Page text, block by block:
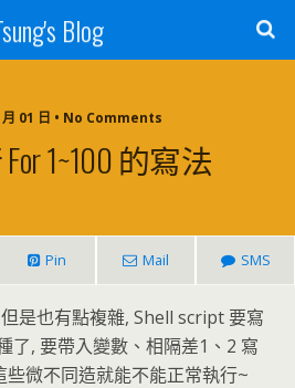
Blog
月 01 日 • No Comments
1~100 的寫法
Pin Mail SMS
是也有點複雜, Shell script 要寫
了, 要帶入變數、相隔差1、2 寫
些微不同造就能不能正常執行~